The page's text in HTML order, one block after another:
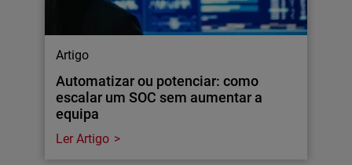
Artigo
Automatizar ou potenciar: como
escalar um SOC sem aumentar a
equipa
Ler Artigo